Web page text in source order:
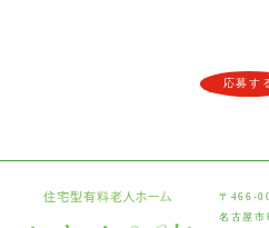
応募す
〒466-
名古屋